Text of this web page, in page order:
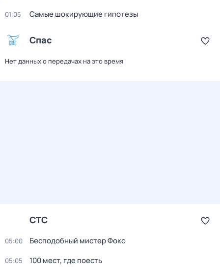
01:05 Самые шoкиpующие гипотезы
Спас
Нет данных о передачах на это время
СТС
05:00 Бесподобный мистер Фокс
05:05 100 мест, где поесть